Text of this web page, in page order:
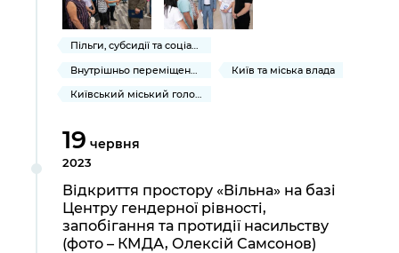
Пільги, субсидії та соціальний захист
Внутрішньо переміщеним громадянам України
Київ та міська влада
Київський міський голова
19 червня
2023
Відкриття простору «Вільна» на базі
Центру гендерної рівності,
запобігання та протидії насильству
(фото – КМДА, Олексій Самсонов)